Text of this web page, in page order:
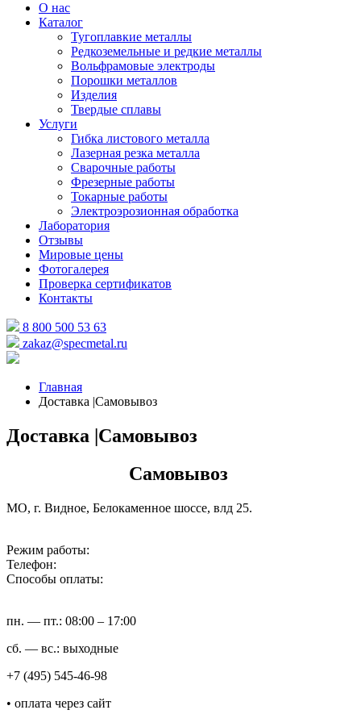
О нас
Каталог
Тугоплавкие металлы
Редкоземельные и редкие металлы
Вольфрамовые электроды
Порошки металлов
Изделия
Твердые сплавы
Услуги
Гибка листового металла
Лазерная резка металла
Сварочные работы
Фрезерные работы
Токарные работы
Электроэрозионная обработка
Лаборатория
Отзывы
Мировые цены
Фотогалерея
Проверка сертификатов
Контакты
8 800 500 53 63
zakaz@specmetal.ru
Главная
Доставка |Cамовывоз
Доставка |Cамовывоз
Самовывоз
МО, г. Видное, Белокаменное шоссе, влд 25.
Режим работы:
Телефон:
Способы оплаты:
пн. — пт.: 08:00 – 17:00
сб. — вс.: выходные
+7 (495) 545-46-98
• оплата через сайт